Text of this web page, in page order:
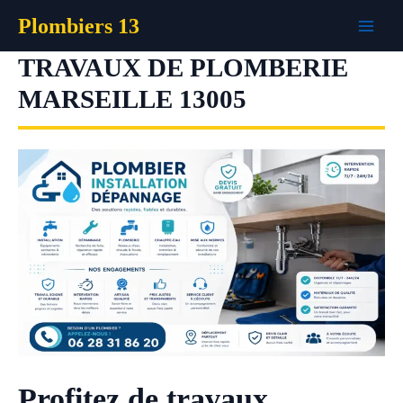
contenu
Plombiers 13
TRAVAUX DE PLOMBERIE
MARSEILLE 13005